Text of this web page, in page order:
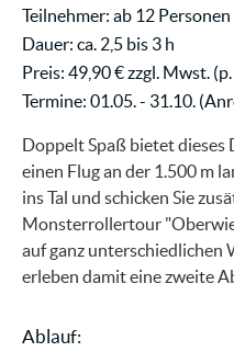
Teilnehmer: ab 12 Personen
Dauer: ca. 2,5 bis 3 h
Preis: 49,90 € zzgl. Mwst. (p.
Termine: 01.05. - 31.10.
Doppelt Spaß bietet dieses
einen Flug an der 1.500 m
ins Tal und schicken Sie
Monsterrollertour
auf ganz unterschiedlichen
erleben damit eine zweite
Ablauf: